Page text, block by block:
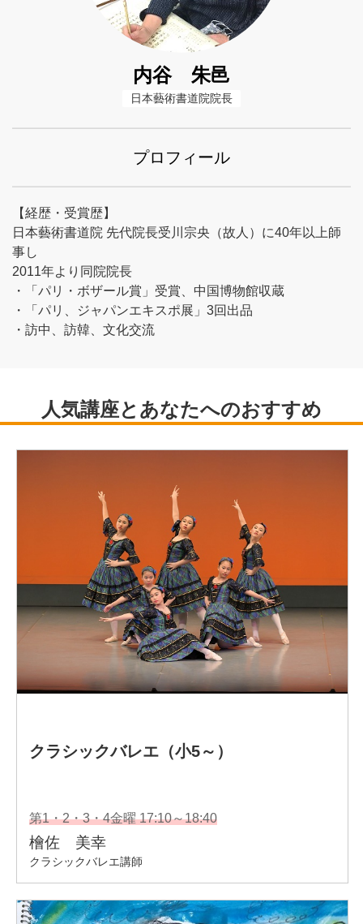
内谷 朱邑
日本藝術書道院院長
プロフィール
【経歴・受賞歴】
日本藝術書道院 先代院長受川宗央（故人）に40年以上師
事し
2011年より同院院長
・「パリ・ボザール賞」受賞、中国博物館収蔵
・「パリ、ジャパンエキスポ展」3回出品
・訪中、訪韓、文化交流